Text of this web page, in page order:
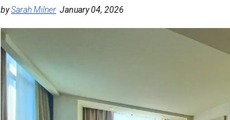
bySarah Milner January 04, 2026